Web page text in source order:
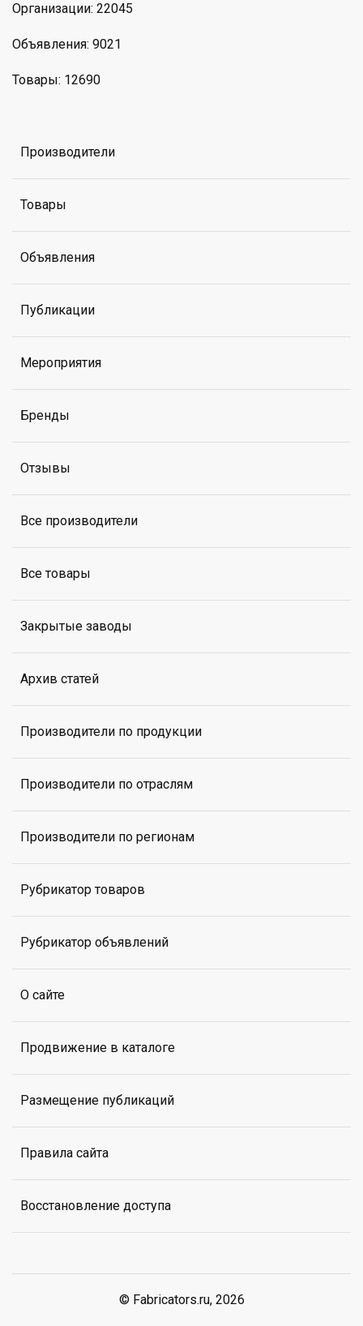
Организации: 22045
Объявления: 9021
Товары: 12690
Производители
Товары
Объявления
Публикации
Мероприятия
Бренды
Отзывы
Все производители
Все товары
Закрытые заводы
Архив статей
Производители по продукции
Производители по отраслям
Производители по регионам
Рубрикатор товаров
Рубрикатор объявлений
О сайте
Продвижение в каталоге
Размещение публикаций
Правила сайта
Восстановление доступа
© Fabricators.ru, 2026